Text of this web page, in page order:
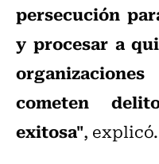
persecución
y procesar a
cometen
exitosa", explicó.